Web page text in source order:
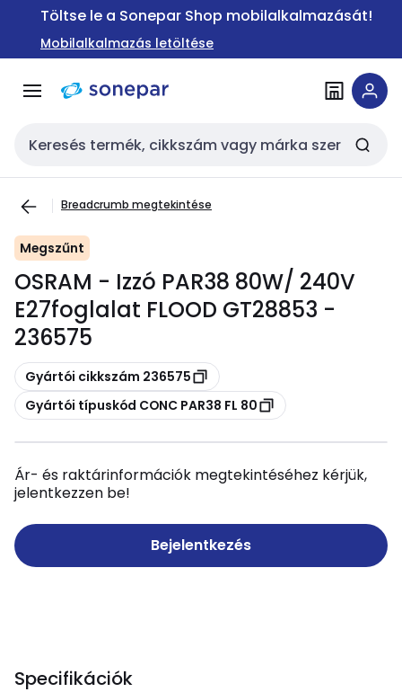
Ugrás a
Ugrás a
tartalomra
Töltse le a Sonepar Shop mobilalkalmazását!
Mobilalkalmazás letöltése
Keresési bemenet
Breadcrumb megtekintése
Megszűnt
OSRAM - Izzó PAR38 80W/ 240V
E27foglalat FLOOD GT28853 -
236575
Másolás
Gyártói cikkszám 236575
Másolás
Gyártói típuskód CONC PAR38 FL 80
Ár- és raktárinformációk megtekintéséhez kérjük,
jelentkezzen be!
Bejelentkezés
Specifikációk